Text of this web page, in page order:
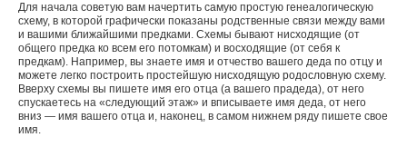
Для начала советую вам начертить самую простую генеалогическую
схему, в которой графически показаны родственные связи между вами
и вашими ближайшими предками. Схемы бывают нисходящие (от
общего предка ко всем его потомкам) и восходящие (от себя к
предкам). Например, вы знаете имя и отчество вашего деда по отцу и
можете легко построить простейшую нисходящую родословную схему.
Вверху схемы вы пишете имя его отца (а вашего прадеда), от него
спускаетесь на «следующий этаж» и вписываете имя деда, от него
вниз — имя вашего отца и, наконец, в самом нижнем ряду пишете свое
имя.